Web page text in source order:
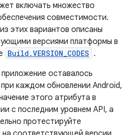
включать множество
совместимости.
этих вариантов описаны
версиями платформы в
Build.VERSION_CODES .
оставалось
каждом обновлении Android,
этого атрибута в
с последним уровнем API, а
протестируйте